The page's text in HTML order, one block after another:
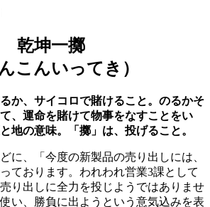
乾坤一擲
んこんいってき）
か、サイコロで賭けること。のるかそ
、運命を賭けて物事をなすことをい
地の意味。「擲」は、投げること。
に、「今度の新製品の売り出しには、
ております。われわれ営業3課として
り出しに全力を投じようではありませ
い、勝負に出ようという意気込みを表